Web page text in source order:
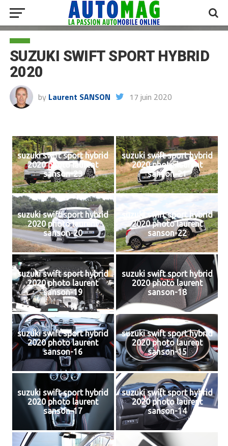
SUZUKI SWIFT SPORT HYBRID
2020
by Laurent SANSON 17 juin 2020
suzuki swift sport hybrid
2020 photo laurent
sanson-23
suzuki swift sport hybrid
2020 photo laurent
sanson-21
suzuki swift sport hybrid
2020 photo laurent
sanson-20
suzuki swift sport hybrid
2020 photo laurent
sanson-22
suzuki swift sport hybrid
2020 photo laurent
sanson-19
suzuki swift sport hybrid
2020 photo laurent
sanson-18
suzuki swift sport hybrid
2020 photo laurent
sanson-16
suzuki swift sport hybrid
2020 photo laurent
sanson-15
suzuki swift sport hybrid
2020 photo laurent
sanson-17
suzuki swift sport hybrid
2020 photo laurent
sanson-14